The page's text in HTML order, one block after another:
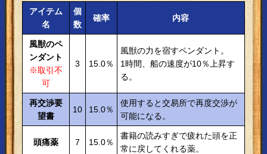
アイテム
名
個
数
確率 内容
風獣のペ
ンダント
※取引不
可
3 15.0％
風獣の力を宿すペンダント。
1時間、船の速度が10％上昇す
る。
再交渉要
望書
10 15.0％
使用すると交易所で再度交渉が
可能になる。
頭痛薬 7 15.0％
書籍の読みすぎで疲れた頭を正
常に戻してくれる薬。